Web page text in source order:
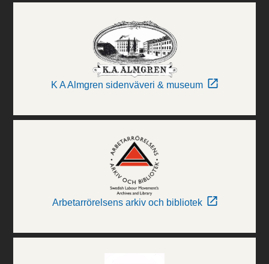
K A Almgren sidenväveri & museum
Arbetarrörelsens arkiv och bibliotek